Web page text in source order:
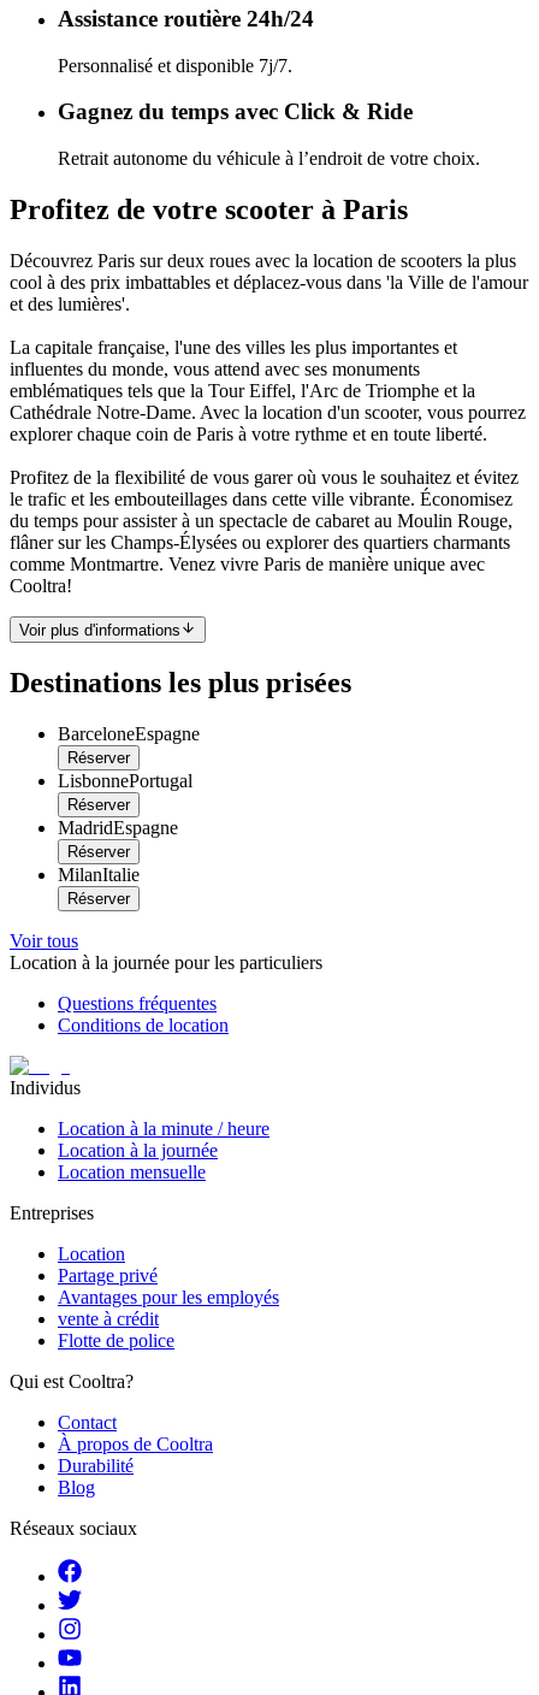
Assistance routière 24h/24
Personnalisé et disponible 7j/7.
Gagnez du temps avec Click & Ride
Retrait autonome du véhicule à l’endroit de votre choix.
Profitez de votre scooter à Paris
Découvrez Paris sur deux roues avec la location de scooters la plus
cool à des prix imbattables et déplacez-vous dans 'la Ville de l'amour
et des lumières'.
La capitale française, l'une des villes les plus importantes et
influentes du monde, vous attend avec ses monuments
emblématiques tels que la Tour Eiffel, l'Arc de Triomphe et la
Cathédrale Notre-Dame. Avec la location d'un scooter, vous pourrez
explorer chaque coin de Paris à votre rythme et en toute liberté.
Profitez de la flexibilité de vous garer où vous le souhaitez et évitez
le trafic et les embouteillages dans cette ville vibrante. Économisez
du temps pour assister à un spectacle de cabaret au Moulin Rouge,
flâner sur les Champs-Élysées ou explorer des quartiers charmants
comme Montmartre. Venez vivre Paris de manière unique avec
Cooltra!
Voir plus d'informations
Destinations les plus prisées
BarceloneEspagne
Réserver
LisbonnePortugal
Réserver
MadridEspagne
Réserver
MilanItalie
Réserver
Voir tous
Location à la journée pour les particuliers
Questions fréquentes
Conditions de location
Individus
Location à la minute / heure
Location à la journée
Location mensuelle
Entreprises
Location
Partage privé
Avantages pour les employés
vente à crédit
Flotte de police
Qui est Cooltra?
Contact
À propos de Cooltra
Durabilité
Blog
Réseaux sociaux